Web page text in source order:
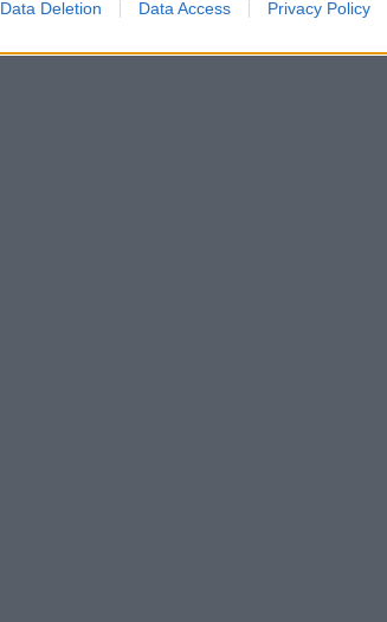
Data Deletion Data Access Privacy Policy